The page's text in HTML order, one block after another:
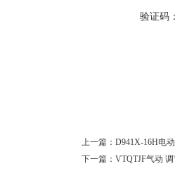
验证码
上一篇： D941X-16H电
下一篇： VTQTJF气动